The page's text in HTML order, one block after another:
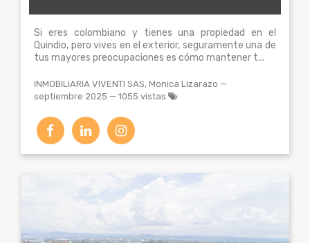
Si eres colombiano y tienes una propiedad en el
Quindio, pero vives en el exterior, seguramente una de
tus mayores preocupaciones es cómo mantener t...
INMOBILIARIA VIVENTI SAS, Monica Lizarazo —
septiembre 2025 — 1055 vistas